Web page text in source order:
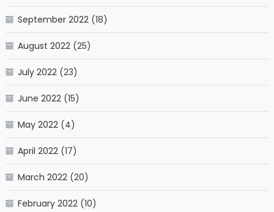
September 2022(18)
August 2022(25)
July 2022(23)
June 2022(15)
May 2022(4)
April 2022(17)
March 2022(20)
February 2022(10)